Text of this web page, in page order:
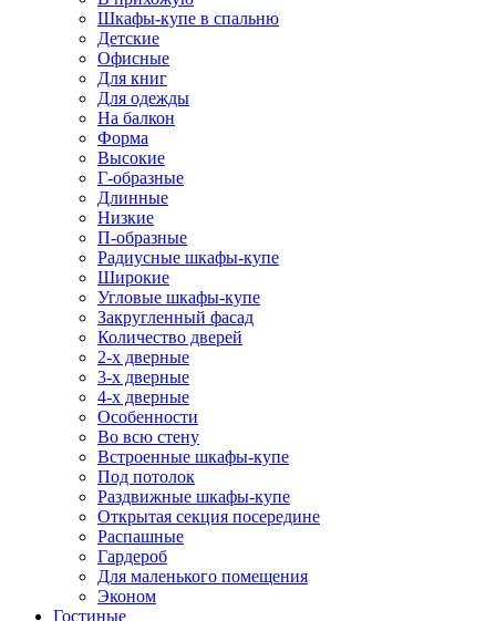
Шкафы-купе в спальню
Детские
Офисные
Для книг
Для одежды
На балкон
Форма
Высокие
Г-образные
Длинные
Низкие
П-образные
Радиусные шкафы-купе
Широкие
Угловые шкафы-купе
Закругленный фасад
Количество дверей
2-х дверные
3-х дверные
4-х дверные
Особенности
Во всю стену
Встроенные шкафы-купе
Под потолок
Раздвижные шкафы-купе
Открытая секция посередине
Распашные
Гардероб
Для маленького помещения
Эконом
Гостиные